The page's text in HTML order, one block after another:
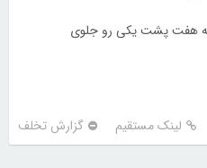
هفت پشت یکی رو جلوی
لینک مستقیم گزارش تخلف